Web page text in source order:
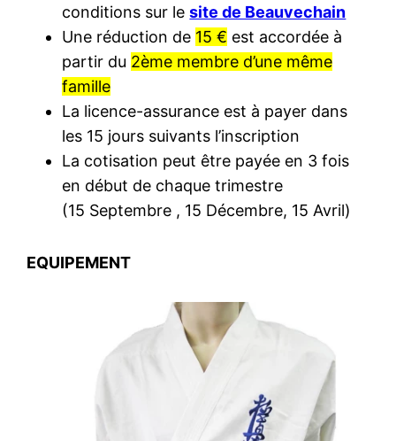
conditions sur lesite de Beauvechain
Une réduction de 15 € est accordée à
partir du 2ème membre d’une même
famille
La licence-assurance est à payer dans
les 15 jours suivants l’inscription
La cotisation peut être payée en 3 fois
en début de chaque trimestre
(15 Septembre , 15 Décembre, 15 Avril)
EQUIPEMENT